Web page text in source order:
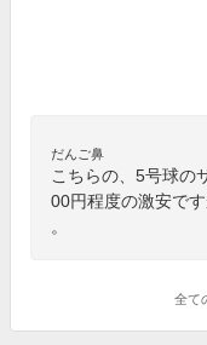
だんご鼻
こちらの、5号球の
00円程度の激安で
。
全て